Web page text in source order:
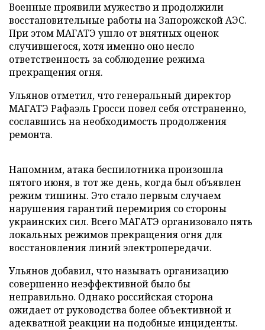
Военные проявили мужество и продолжили
восстановительные работы на Запорожской АЭС.
При этом МАГАТЭ ушло от внятных оценок
случившегося, хотя именно оно несло
ответственность за соблюдение режима
прекращения огня.
Ульянов отметил, что генеральный директор
МАГАТЭ Рафаэль Гросси повел себя отстраненно,
сославшись на необходимость продолжения
ремонта.
Напомним, атака беспилотника произошла
пятого июня, в тот же день, когда был объявлен
режим тишины. Это стало первым случаем
нарушения гарантий перемирия со стороны
украинских сил. Всего МАГАТЭ организовало пять
локальных режимов прекращения огня для
восстановления линий электропередачи.
Ульянов добавил, что называть организацию
совершенно неэффективной было бы
неправильно. Однако российская сторона
ожидает от руководства более объективной и
адекватной реакции на подобные инциденты.